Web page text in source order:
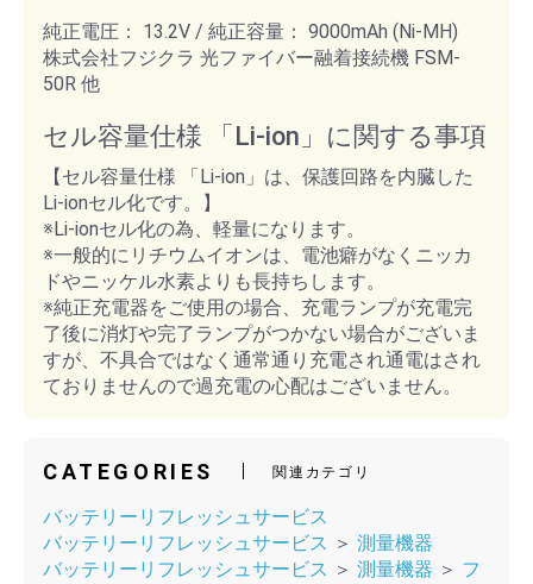
純正電圧： 13.2V / 純正容量： 9000mAh (Ni-MH)
株式会社フジクラ 光ファイバー融着接続機 FSM-
50R 他
セル容量仕様 「Li-ion」に関する事項
【セル容量仕様 「Li-ion」は、保護回路を内臓した
Li-ionセル化です。】
※Li-ionセル化の為、軽量になります。
※一般的にリチウムイオンは、電池癖がなくニッカ
ドやニッケル水素よりも長持ちします。
※純正充電器をご使用の場合、充電ランプが充電完
了後に消灯や完了ランプがつかない場合がございま
すが、不具合ではなく通常通り充電され通電はされ
ておりませんので過充電の心配はございません。
CATEGORIES 関連カテゴリ
バッテリーリフレッシュサービス
バッテリーリフレッシュサービス ＞ 測量機器
バッテリーリフレッシュサービス ＞ 測量機器 ＞ フ